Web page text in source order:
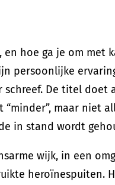
hoe ga je om met
persoonlijke
schreef. De titel
maar niet
in stand wordt
wijk, in een
heroïnespuiten.